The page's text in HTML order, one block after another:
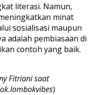
literasi. Namun,
minat
sosialisasi maupun
adalah pembiasaan di
contoh yang baik.
Fitriani saat
)